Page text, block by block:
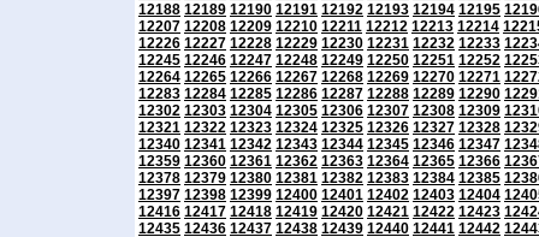
12188 12189 12190 12191 12192 12193 12194 12195
12207 12208 12209 12210 12211 12212 12213 12214
12226 12227 12228 12229 12230 12231 12232 12233
12245 12246 12247 12248 12249 12250 12251 12252
12264 12265 12266 12267 12268 12269 12270 12271
12283 12284 12285 12286 12287 12288 12289 12290
12302 12303 12304 12305 12306 12307 12308 12309
12321 12322 12323 12324 12325 12326 12327 12328
12340 12341 12342 12343 12344 12345 12346 12347
12359 12360 12361 12362 12363 12364 12365 12366
12378 12379 12380 12381 12382 12383 12384 12385
12397 12398 12399 12400 12401 12402 12403 12404
12416 12417 12418 12419 12420 12421 12422 12423
12435 12436 12437 12438 12439 12440 12441 12442